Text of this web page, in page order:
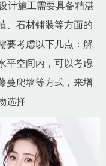
计施工需要具备精湛
、石材铺装等方面的
要考虑以下几点：解
平空间内，可以考虑
蔓爬墙等方式，来增
选择